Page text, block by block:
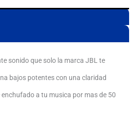
sonido que solo la marca JBL te
bajos potentes con una claridad
a tu musica por mas de 50